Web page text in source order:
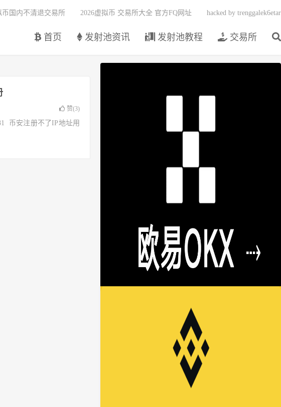
首页 发射池资讯 发射池教程 交易所
币国内不清退交易所 2026虚拟币 交易所大全 官方FQ网址 hacked by trenggalek6etar
赞(3)
币安注册不了IP地址用